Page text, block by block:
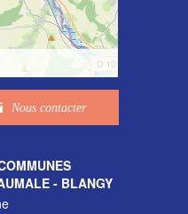
- BLANGY